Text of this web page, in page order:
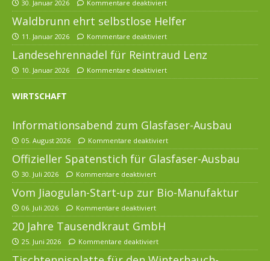
30. Januar 2026 Kommentare deaktiviert
Waldbrunn ehrt selbstlose Helfer
11. Januar 2026 Kommentare deaktiviert
Landesehrennadel für Reintraud Lenz
10. Januar 2026 Kommentare deaktiviert
WIRTSCHAFT
Informationsabend zum Glasfaser-Ausbau
05. August 2026 Kommentare deaktiviert
Offizieller Spatenstich für Glasfaser-Ausbau
30. Juli 2026 Kommentare deaktiviert
Vom Jiaogulan-Start-up zur Bio-Manufaktur
06. Juli 2026 Kommentare deaktiviert
20 Jahre Tausendkraut GmbH
25. Juni 2026 Kommentare deaktiviert